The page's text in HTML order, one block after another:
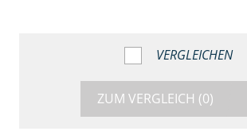
VERGLEICHEN
ZUM VERGLEICH (0)